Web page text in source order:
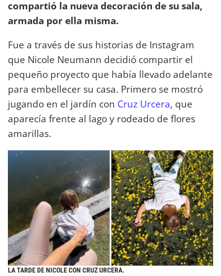
compartió la nueva decoración de su sala,
armada por ella misma.
Fue a través de sus historias de Instagram
que Nicole Neumann decidió compartir el
pequeño proyecto que había llevado adelante
para embellecer su casa. Primero se mostró
jugando en el jardín con Cruz Urcera, que
aparecía frente al lago y rodeado de flores
amarillas.
LA TARDE DE NICOLE CON CRUZ URCERA.